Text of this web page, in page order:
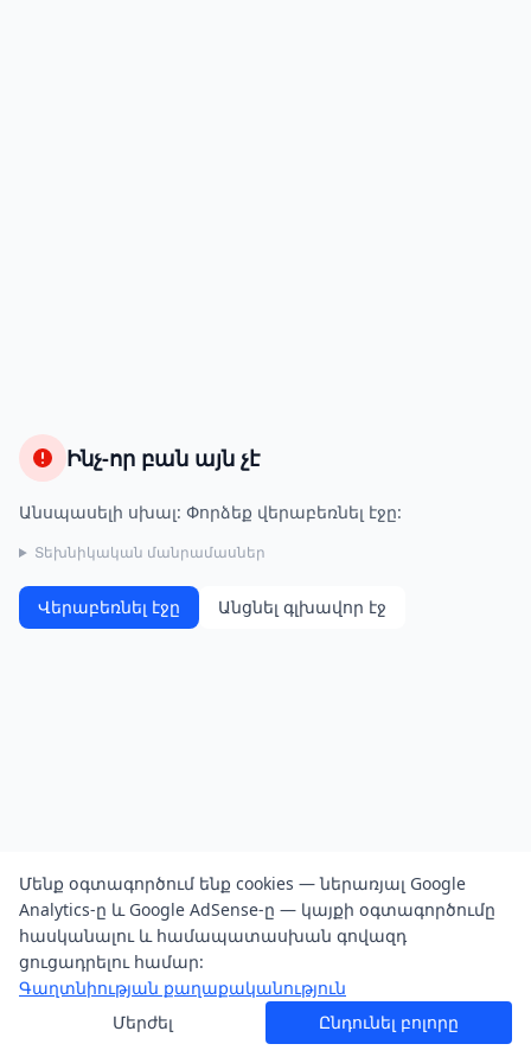
Ինչ-որ բան այն չէ
Անսպասելի սխալ: Փորձեք վերաբեռնել էջը:
Տեխնիկական մանրամասներ
Վերաբեռնել էջը Անցնել գլխավոր էջ
Մենք օգտագործում ենք cookies — ներառյալ Google
Analytics-ը և Google AdSense-ը — կայքի օգտագործումը
հասկանալու և համապատասխան գովազդ
ցուցադրելու համար:
Գաղտնիության քաղաքականություն
Մերժել
Ընդունել բոլորը